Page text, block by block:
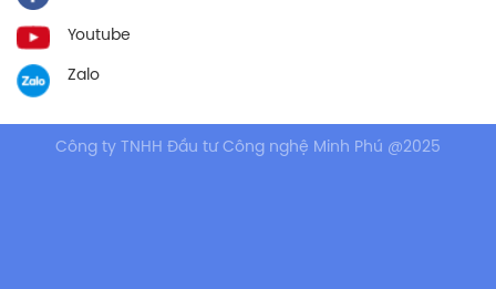
Youtube
Zalo
Công ty TNHH Đầu tư Công nghệ Minh Phú @2025